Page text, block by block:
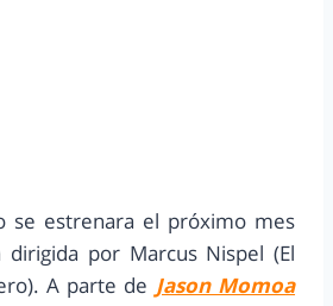
se estrenara el próximo mes
por Marcus Nispel (El
A parte de Jason Momoa